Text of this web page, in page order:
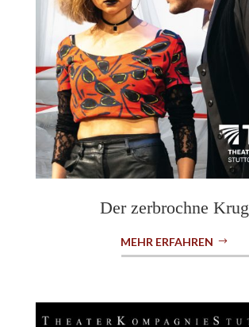
Der zerbrochne Krug
MEHR ERFAHREN